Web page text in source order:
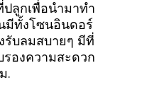
ลูกเพื่อนำมาทำ
มีทั้งโซนอินดอร์
รับลมสบายๆ มีที่
องความสะดวก
.